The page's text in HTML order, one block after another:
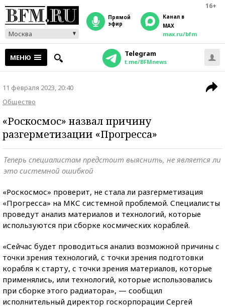
16+
Москва
прямой
эфир
Канал в
MAX
max.ru/bfm
МЕНЮ Telegram
t.me/BFMnews
11 февраля 2023, 20:40
Общество
«Роскосмос» назвал причину
разгерметизации «Прогресса»
Теперь специалистам предстоит выяснить, не является ли
это системной ошибкой
«Роскосмос» проверит, не стала ли разгерметизация
«Прогресса» на МКС системной проблемой. Специалисты
проведут анализ материалов и технологий, которые
используются при сборке космических кораблей.
«Сейчас будет проводиться анализ возможной причины с
точки зрения технологий, с точки зрения подготовки
корабля к старту, с точки зрения материалов, которые
применялись, или технологий, которые использовались
при сборке этого радиатора», — сообщил
исполнительный директор госкорпорации Сергей